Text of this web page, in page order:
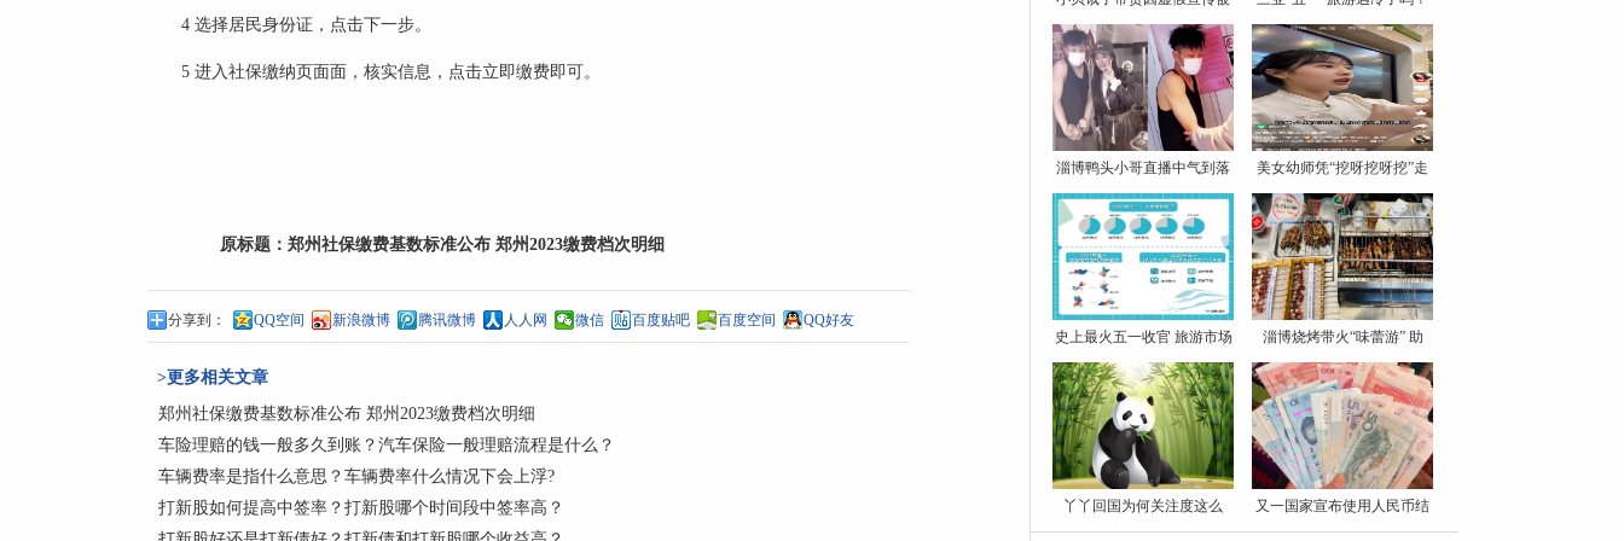
4 选择居民身份证，点击下一步。
5 进入社保缴纳页面面，核实信息，点击立即缴费即可。
原标题： 郑州社保缴费基数标准公布 郑州2023缴费档次明细
分享到： QQ空间 新浪微博 腾讯微博 人人网 微信 百度贴吧 百度空间 QQ好友
>更多相关文章
郑州社保缴费基数标准公布 郑州2023缴费档次明细
车险理赔的钱一般多久到账？汽车保险一般理赔流程是什么？
车辆费率是指什么意思？车辆费率什么情况下会上浮?
打新股如何提高中签率？打新股哪个时间段中签率高？
罚
淄博鸭头小哥直播中气到落
泪
美女幼师凭“挖呀挖呀挖”走
史上最火五一收官 旅游市场 淄博烧烤带火“味蕾游” 助
丫丫回国为何关注度这么
高？
又一国家宣布使用人民币结
算